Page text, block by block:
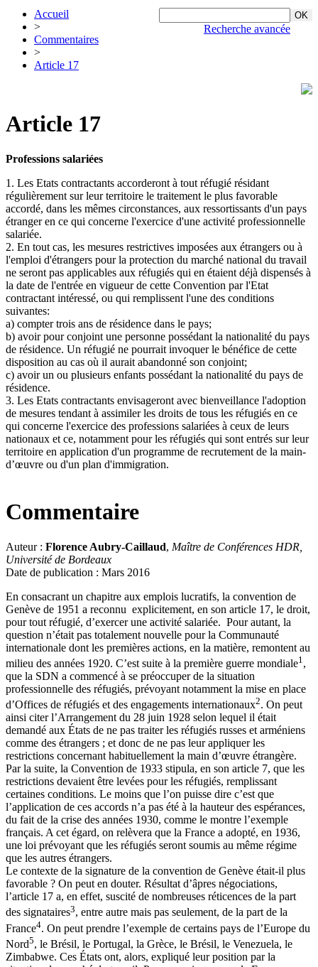
Recherche avancée
Accueil
>
Commentaires
>
Article 17
Article 17
Professions salariées
1. Les Etats contractants accorderont à tout réfugié résidant
régulièrement sur leur territoire le traitement le plus favorable
accordé, dans les mêmes circonstances, aux ressortissants d'un pays
étranger en ce qui concerne l'exercice d'une activité professionnelle
salariée.
2. En tout cas, les mesures restrictives imposées aux étrangers ou à
l'emploi d'étrangers pour la protection du marché national du travail
ne seront pas applicables aux réfugiés qui en étaient déjà dispensés à
la date de l'entrée en vigueur de cette Convention par l'Etat
contractant intéressé, ou qui remplissent l'une des conditions
suivantes:
a) compter trois ans de résidence dans le pays;
b) avoir pour conjoint une personne possédant la nationalité du pays
de résidence. Un réfugié ne pourrait invoquer le bénéfice de cette
disposition au cas où il aurait abandonné son conjoint;
c) avoir un ou plusieurs enfants possédant la nationalité du pays de
résidence.
3. Les Etats contractants envisageront avec bienveillance l'adoption
de mesures tendant à assimiler les droits de tous les réfugiés en ce
qui concerne l'exercice des professions salariées à ceux de leurs
nationaux et ce, notamment pour les réfugiés qui sont entrés sur leur
territoire en application d'un programme de recrutement de la main-
d’œuvre ou d'un plan d'immigration.
Commentaire
Auteur : Florence Aubry-Caillaud, Maître de Conférences HDR,
Université de Bordeaux
Date de publication : Mars 2016
En consacrant un chapitre aux emplois lucratifs, la convention de
Genève de 1951 a reconnu explicitement, en son article 17, le droit,
pour tout réfugié, d’exercer une activité salariée. Pour autant, la
question n’était pas totalement nouvelle pour la Communauté
internationale dont les premières actions, en la matière, remontent au
milieu des années 1920. C’est suite à la première guerre mondiale1 ,
que la SDN a commencé à se préoccuper de la situation
professionnelle des réfugiés, prévoyant notamment la mise en place
d’Offices de réfugiés et des engagements internationaux2. On peut
ainsi citer l’Arrangement du 28 juin 1928 selon lequel il était
demandé aux États de ne pas traiter les réfugiés russes et arméniens
comme des étrangers ; et donc de ne pas leur appliquer les
restrictions concernant habituellement la main d’œuvre étrangère.
Par la suite, la Convention de 1933 stipula, en son article 7, que les
restrictions devaient être levées pour les réfugiés, remplissant
certaines conditions. Le moins que l’on puisse dire c’est que
l’application de ces accords n’a pas été à la hauteur des espérances,
du fait de la crise des années 1930, comme le montre l’exemple
français. A cet égard, on relèvera que la France a adopté, en 1936,
une loi prévoyant que les réfugiés seront soumis au même régime
que les autres étrangers.
Le contexte de la signature de la convention de Genève était-il plus
favorable ? On peut en douter. Résultat d’âpres négociations,
l’article 17 a, en effet, suscité de nombreuses réticences de la part
des signataires3, entre autre mais pas seulement, de la part de la
France4. On peut prendre l’exemple de certains pays de l’Europe du
Nord5, le Brésil, le Portugal, la Grèce, le Brésil, le Venezuela, le
Zimbabwe. Ces États ont, alors, expliqué leur position par la